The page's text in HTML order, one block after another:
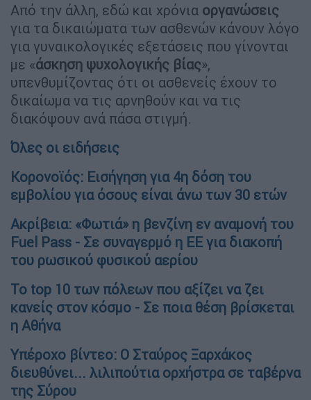
Από την άλλη, εδώ και χρόνια οργανώσεις
για τα δικαιώματα των ασθενών κάνουν λόγο
για γυναικολογικές εξετάσεις που γίνονται
με «άσκηση ψυχολογικής βίας»,
υπενθυμίζοντας ότι οι ασθενείς έχουν το
δικαίωμα να τις αρνηθούν και να τις
διακόψουν ανά πάσα στιγμή.
Όλες οι ειδήσεις
Κορονοϊός: Εισήγηση για 4η δόση του
εμβολίου για όσους είναι άνω των 30 ετών
Ακρίβεια: «Φωτιά» η βενζίνη εν αναμονή του
Fuel Pass - Σε συναγερμό η ΕΕ για διακοπή
του ρωσικού φυσικού αερίου
Το top 10 των πόλεων που αξίζει να ζει
κανείς στον κόσμο - Σε ποια θέση βρίσκεται
η Αθήνα
Υπέροχο βίντεο: Ο Σταύρος Ξαρχάκος
διευθύνει... λιλιπούτια ορχήστρα σε ταβέρνα
της Σύρου